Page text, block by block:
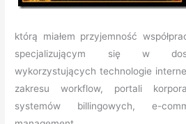
którą miałem przyjemność
specjalizującym się w
wykorzystujących technologie
zakresu workflow, portali
systemów billingowych, e-